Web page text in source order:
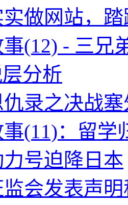
做网站，
(12) - 三兄
分析
录之决战
(11)：留学
力号迫降日本
会发表声